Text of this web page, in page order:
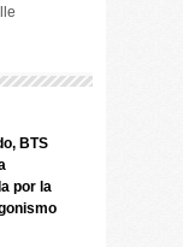
BTS
por la